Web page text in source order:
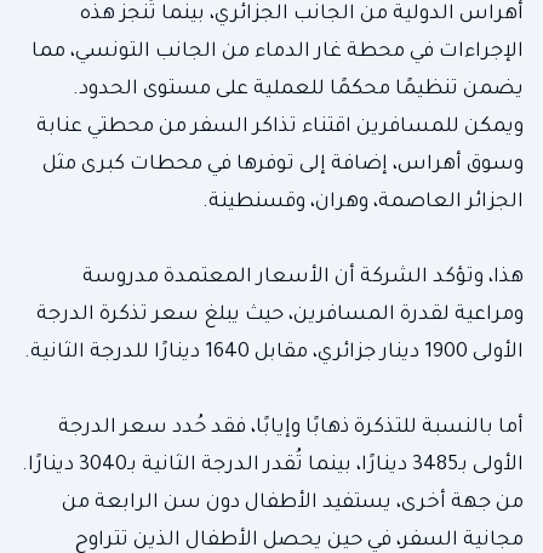
أهراس الدولية من الجانب الجزائري، بينما تُنجز هذه
الإجراءات في محطة غار الدماء من الجانب التونسي، مما
يضمن تنظيمًا محكمًا للعملية على مستوى الحدود.
ويمكن للمسافرين اقتناء تذاكر السفر من محطتي عنابة
وسوق أهراس، إضافة إلى توفرها في محطات كبرى مثل
الجزائر العاصمة، وهران، وقسنطينة.
هذا، وتؤكد الشركة أن الأسعار المعتمدة مدروسة
ومراعية لقدرة المسافرين، حيث يبلغ سعر تذكرة الدرجة
الأولى 1900 دينار جزائري، مقابل 1640 دينارًا للدرجة الثانية.
أما بالنسبة للتذكرة ذهابًا وإيابًا، فقد حُدد سعر الدرجة
الأولى بـ3485 دينارًا، بينما تُقدر الدرجة الثانية بـ3040 دينارًا.
من جهة أخرى، يستفيد الأطفال دون سن الرابعة من
مجانية السفر، في حين يحصل الأطفال الذين تتراوح